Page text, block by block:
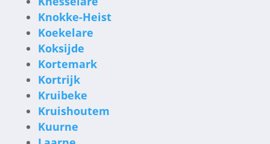
Knokke-Heist
Koekelare
Koksijde
Kortemark
Kortrijk
Kruibeke
Kruishoutem
Kuurne